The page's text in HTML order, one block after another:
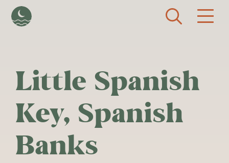
Little Spanish
Key, Spanish
Banks